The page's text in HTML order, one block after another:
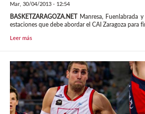
Mar, 30/04/2013 - 12:54
BASKETZARAGOZA.NET Manresa, Fuenlabrada
estaciones que debe abordar el CAI Zaragoza para
Leer más